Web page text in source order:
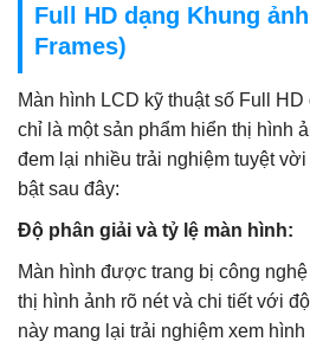
Full HD dạng Khung
Frames)
Màn hình LCD kỹ thuật số Full
chỉ là một sản phẩm hiển thị hình
đem lại nhiều trải nghiệm tuyệt
bật sau đây:
Độ phân giải và tỷ lệ màn hình:
Màn hình được trang bị công
thị hình ảnh rõ nét và chi tiết với
này mang lại trải nghiệm xem